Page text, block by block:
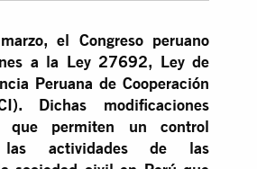
el Congreso peruano
a la Ley 27692, Ley de
Peruana de Cooperación
Dichas modificaciones
que permiten un control
las actividades de las